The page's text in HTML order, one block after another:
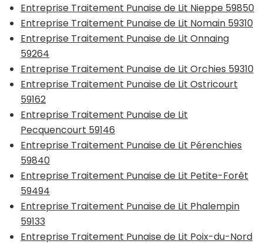
Entreprise Traitement Punaise de Lit Nieppe 59850
Entreprise Traitement Punaise de Lit Nomain 59310
Entreprise Traitement Punaise de Lit Onnaing
59264
Entreprise Traitement Punaise de Lit Orchies 59310
Entreprise Traitement Punaise de Lit Ostricourt
59162
Entreprise Traitement Punaise de Lit
Pecquencourt 59146
Entreprise Traitement Punaise de Lit Pérenchies
59840
Entreprise Traitement Punaise de Lit Petite-Forêt
59494
Entreprise Traitement Punaise de Lit Phalempin
59133
Entreprise Traitement Punaise de Lit Poix-du-Nord